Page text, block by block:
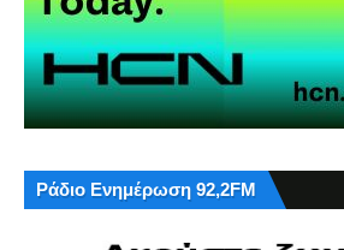
Ράδιο Ενημέρωση 92,2FM